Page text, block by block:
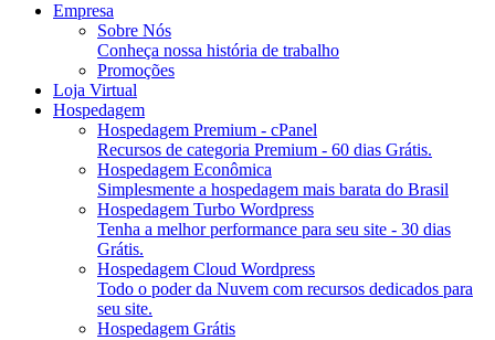
Empresa
Sobre Nós
Conheça nossa história de trabalho
Promoções
Loja Virtual
Hospedagem
Hospedagem Premium - cPanel
Recursos de categoria Premium - 60 dias Grátis.
Hospedagem Econômica
Simplesmente a hospedagem mais barata do Brasil
Hospedagem Turbo Wordpress
Tenha a melhor performance para seu site - 30 dias
Grátis.
Hospedagem Cloud Wordpress
Todo o poder da Nuvem com recursos dedicados para
seu site.
Hospedagem Grátis